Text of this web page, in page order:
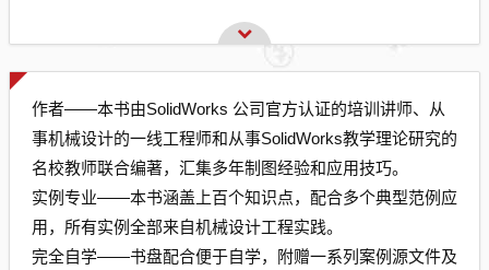
作者——本书由SolidWorks 公司官方认证的培训讲师、从
事机械设计的一线工程师和从事SolidWorks教学理论研究的
名校教师联合编著，汇集多年制图经验和应用技巧。
实例专业——本书涵盖上百个知识点，配合多个典型范例应
用，所有实例全部来自机械设计工程实践。
完全自学——书盘配合便于自学，附赠一系列案例源文件及